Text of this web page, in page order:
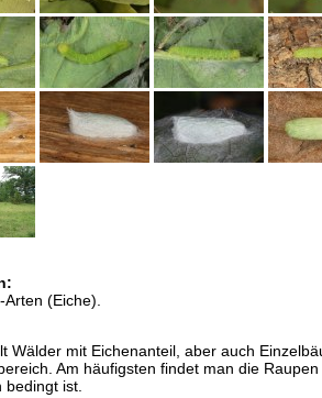
(Eiche).
Wälder mit Eichenanteil, aber auch
Am häufigsten findet man die
ist.